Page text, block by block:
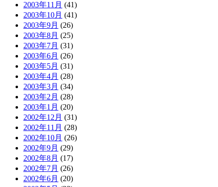
2003年11月 (41)
2003年10月 (41)
2003年9月 (26)
2003年8月 (25)
2003年7月 (31)
2003年6月 (26)
2003年5月 (31)
2003年4月 (28)
2003年3月 (34)
2003年2月 (28)
2003年1月 (20)
2002年12月 (31)
2002年11月 (28)
2002年10月 (26)
2002年9月 (29)
2002年8月 (17)
2002年7月 (26)
2002年6月 (20)